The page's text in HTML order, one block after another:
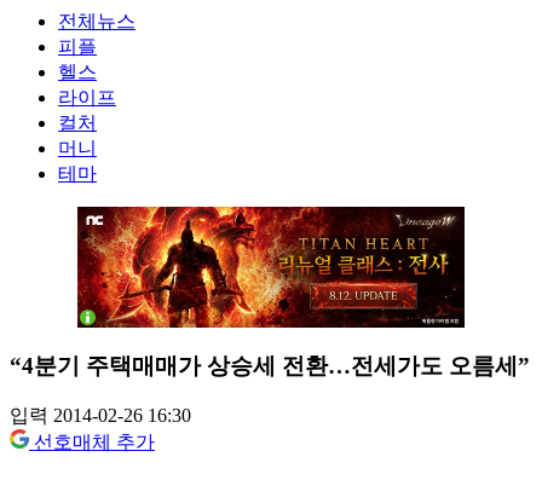
전체뉴스
피플
헬스
라이프
컬처
머니
테마
“4분기 주택매매가 상승세 전환…전세가도 오름세”
입력 2014-02-26 16:30
선호매체 추가